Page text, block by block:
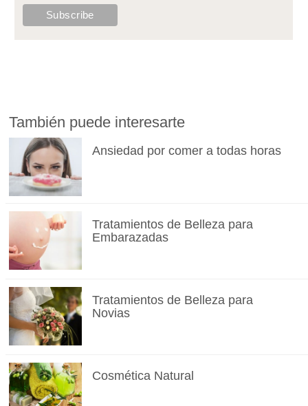
También puede interesarte
Ansiedad por comer a todas horas
Tratamientos de Belleza para
Embarazadas
Tratamientos de Belleza para
Novias
Cosmética Natural